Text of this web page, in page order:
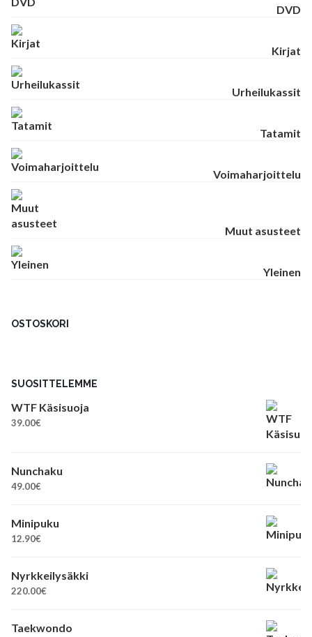
DVD
Kirjat
Urheilukassit
Tatamit
Voimaharjoittelu
Muut asusteet
Yleinen
OSTOSKORI
SUOSITTELEMME
WTF Käsisuoja
39.00€
Nunchaku
49.00€
Minipuku
12.90€
Nyrkkeilysäkki
220.00€
Taekwondo